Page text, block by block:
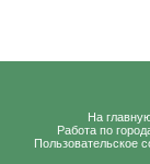
На
Работа по
Пользовательское